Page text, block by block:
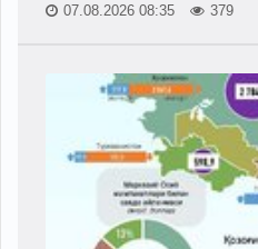
07.08.2026 08:35 379